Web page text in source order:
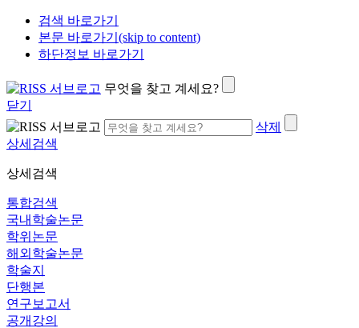
검색 바로가기
본문 바로가기(skip to content)
하단정보 바로가기
무엇을 찾고 계세요?
닫기
삭제
상세검색
상세검색
통합검색
국내학술논문
학위논문
해외학술논문
학술지
단행본
연구보고서
공개강의